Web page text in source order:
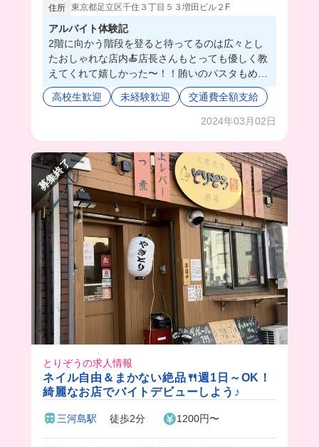
住所 東京都足立区千住３丁目５３増田ビル２F
アルバイト体験記
2階に向かう階段を登ると待ってるのは広々とし
たおしゃれな店内🍝店長さんもとっても優しく教
えてくれて嬉しかった〜！！賄いのパスタもめち
ゃめちゃ美味しくて、このクオリティ食べていい
んですか!?って感じ🥹ネイル髪色自由なのも嬉し
高校生歓迎 未経験歓迎 交通費全額支給
2024年03月02日
募集終了
とりぞうの求人情報
ネイル自由＆まかない絶品🍴週1日～OK！
綺麗なお店でバイトデビューしよう♪
三河島駅 徒歩2分 1200円〜